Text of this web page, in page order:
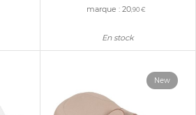
marque :20 ,90 €
En stock
New